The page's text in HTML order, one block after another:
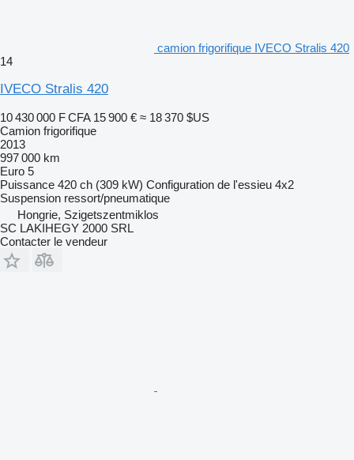
camion frigorifique IVECO Stralis 420
14
IVECO Stralis 420
10 430 000 F CFA 15 900 € ≈ 18 370 $US
Camion frigorifique
2013
997 000 km
Euro 5
Puissance 420 ch (309 kW) Configuration de l'essieu 4x2
Suspension ressort/pneumatique
Hongrie, Szigetszentmiklos
SC LAKIHEGY 2000 SRL
Contacter le vendeur